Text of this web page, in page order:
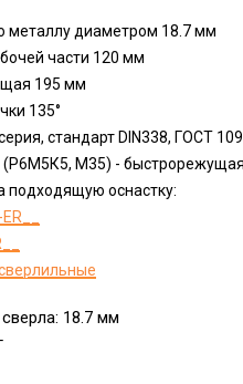
металлу диаметром 18.7 мм
части 120 мм
195 мм
135°
стандарт DIN338, ГОСТ
(Р6М5К5, М35) - быстрорежущая
подходящую оснастку:
18.7 мм